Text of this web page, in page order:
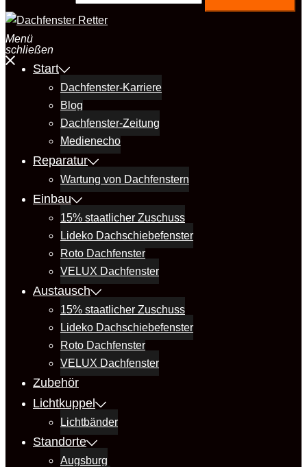
Menü
schließen
Start
Dachfenster-Karriere
Blog
Dachfenster-Zeitung
Medienecho
Reparatur
Wartung von Dachfenstern
Einbau
15% staatlicher Zuschuss
Lideko Dachschiebefenster
Roto Dachfenster
VELUX Dachfenster
Austausch
15% staatlicher Zuschuss
Lideko Dachschiebefenster
Roto Dachfenster
VELUX Dachfenster
Zubehör
Lichtkuppel
Lichtbänder
Standorte
Augsburg